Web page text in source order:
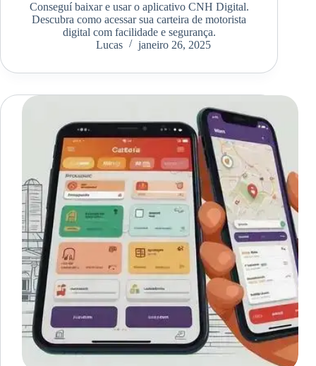
Conseguí baixar e usar o aplicativo CNH Digital.
Descubra como acessar sua carteira de motorista
digital com facilidade e segurança.
Lucas
janeiro 26, 2025